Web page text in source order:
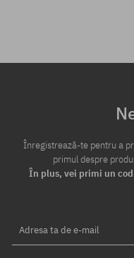
Înregistrează-te pentru a
primul despre
În plus, vei primi un
Adresa ta de e-mail